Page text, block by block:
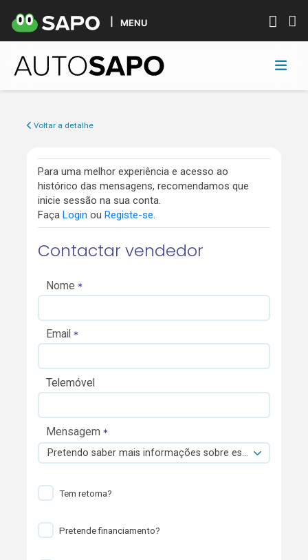
MENU
Voltar a detalhe
Para uma melhor experiência e acesso ao
histórico das mensagens, recomendamos que
inicie sessão na sua conta.
Faça Login ou Registe-se.
Contactar vendedor
Nome
Email
Telemóvel
Mensagem
Pretendo saber mais informações sobre esta viatura.
Tem retoma?
Pretende financiamento?